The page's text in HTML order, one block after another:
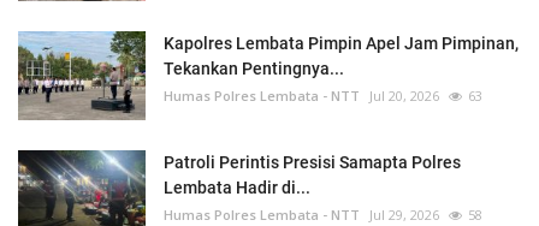
Kapolres Lembata Pimpin Apel Jam Pimpinan,
Tekankan Pentingnya...
Humas Polres Lembata - NTT Jul 20, 2026 63
Patroli Perintis Presisi Samapta Polres
Lembata Hadir di...
Humas Polres Lembata - NTT Jul 29, 2026 58